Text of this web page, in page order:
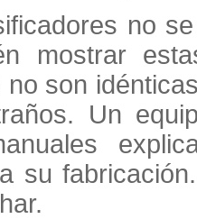
no
mostrar
son
Un
su